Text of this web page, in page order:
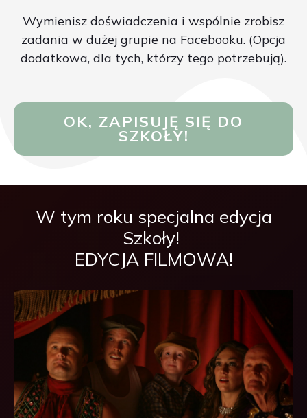
Wymienisz doświadczenia i wspólnie zrobisz
zadania w dużej grupie na Facebooku. (Opcja
dodatkowa, dla tych, którzy tego potrzebują).
OK, ZAPISUJĘ SIĘ DO
SZKOŁY!
W tym roku specjalna edycja
Szkoły!
EDYCJA FILMOWA!